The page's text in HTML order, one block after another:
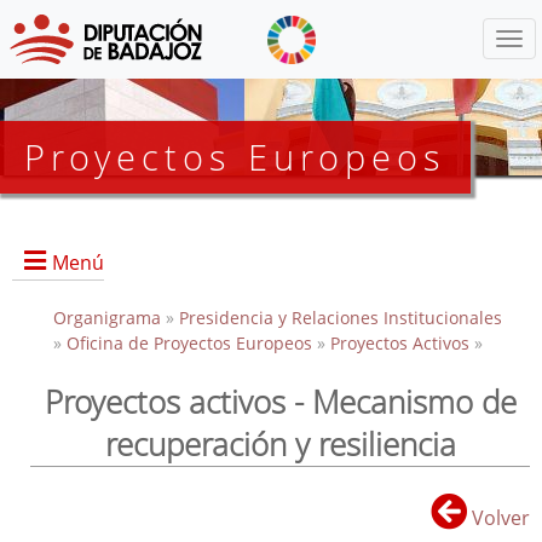
Proyectos Europeos
Menú
Inicio
Proyectos Activos
Proyectos Finalizados
Organigrama » Presidencia y Relaciones Institucionales
» Oficina de Proyectos Europeos » Proyectos Activos »
Proyectos activos - Mecanismo de
recuperación y resiliencia
Volver